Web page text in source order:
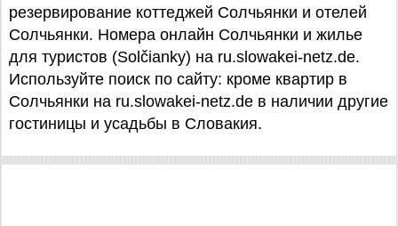
резервирование коттеджей Солчьянки и отелей
Солчьянки. Номера онлайн Солчьянки и жилье
для туристов (Solčianky) на ru.slowakei-netz.de.
Используйте поиск по сайту: кроме квартир в
Солчьянки на ru.slowakei-netz.de в наличии другие
гостиницы и усадьбы в Словакия.